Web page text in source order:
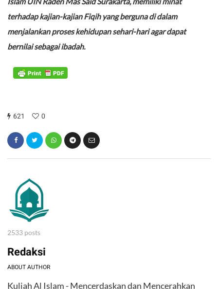
terhadap kajian-kajian Fiqih yang berguna di dalam
menjalankan proses kehidupan sehari-hari agar dapat
bernilai sebagai ibadah.
621 0
2533 posts
Redaksi
ABOUT AUTHOR
Kuliah Al Islam - Mencerdaskan dan Mencerahkan